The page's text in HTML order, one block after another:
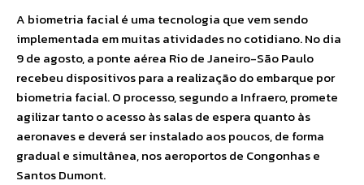
A biometria facial é uma tecnologia que vem sendo
implementada em muitas atividades no cotidiano. No dia
9 de agosto, a ponte aérea Rio de Janeiro-São Paulo
recebeu dispositivos para a realização do embarque por
biometria facial. O processo, segundo a Infraero, promete
agilizar tanto o acesso às salas de espera quanto às
aeronaves e deverá ser instalado aos poucos, de forma
gradual e simultânea, nos aeroportos de Congonhas e
Santos Dumont.